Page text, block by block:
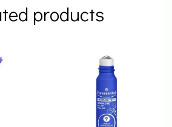
products